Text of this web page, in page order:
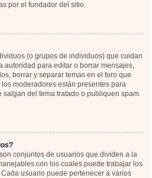
por el fundador del sitio.
(o grupos de individuos) que cuidan
autoridad para editar o borrar mensajes,
borrar y separar temas en el foro que
moderadores están presentes para
salgan del tema tratado o publiquen spam
conjuntos de usuarios que dividen a la
con los cuales puede trabajar los
usuario puede pertenecer a varios